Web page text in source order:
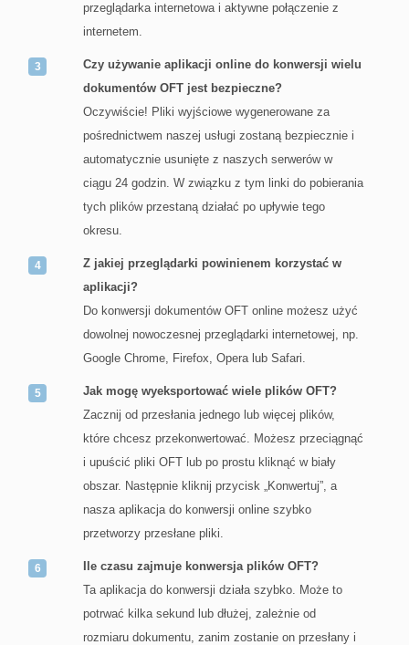
przeglądarka internetowa i aktywne połączenie z
internetem.
Czy używanie aplikacji online do konwersji wielu
dokumentów OFT jest bezpieczne?
Oczywiście! Pliki wyjściowe wygenerowane za
pośrednictwem naszej usługi zostaną bezpiecznie i
automatycznie usunięte z naszych serwerów w
ciągu 24 godzin. W związku z tym linki do pobierania
tych plików przestaną działać po upływie tego
okresu.
Z jakiej przeglądarki powinienem korzystać w
aplikacji?
Do konwersji dokumentów OFT online możesz użyć
dowolnej nowoczesnej przeglądarki internetowej, np.
Google Chrome, Firefox, Opera lub Safari.
Jak mogę wyeksportować wiele plików OFT?
Zacznij od przesłania jednego lub więcej plików,
które chcesz przekonwertować. Możesz przeciągnąć
i upuścić pliki OFT lub po prostu kliknąć w biały
obszar. Następnie kliknij przycisk „Konwertuj”, a
nasza aplikacja do konwersji online szybko
przetworzy przesłane pliki.
Ile czasu zajmuje konwersja plików OFT?
Ta aplikacja do konwersji działa szybko. Może to
potrwać kilka sekund lub dłużej, zależnie od
rozmiaru dokumentu, zanim zostanie on przesłany i